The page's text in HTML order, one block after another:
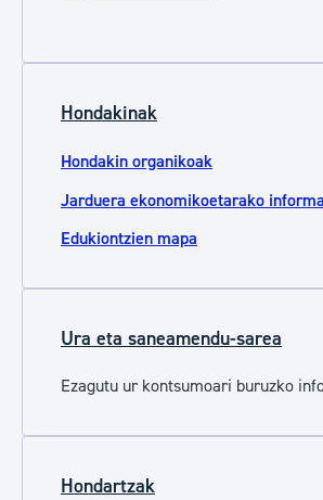
Hondakinak
Hondakin organikoak
Jarduera ekonomikoetarako
Edukiontzien mapa
Ura eta saneamendu-sarea
Ezagutu ur kontsumoari buruzko
Hondartzak